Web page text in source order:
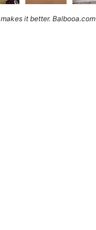
makes it better. Balbooa.com